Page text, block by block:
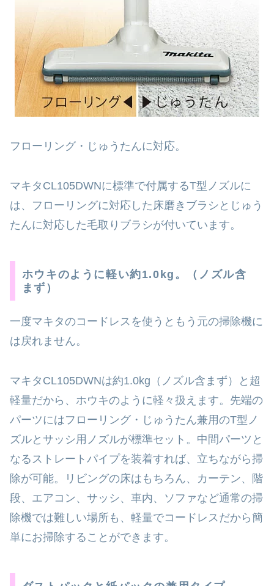
フローリング・じゅうたんに対応。
マキタCL105DWNに標準で付属するT型ノズルに
は、フローリングに対応した床磨きブラシとじゅう
たんに対応した毛取りブラシが付いています。
ホウキのように軽い約1.0kg。（ノズル含
まず）
一度マキタのコードレスを使うともう元の掃除機に
は戻れません。
マキタCL105DWNは約1.0kg（ノズル含まず）と超
軽量だから、ホウキのように軽々扱えます。先端の
パーツにはフローリング・じゅうたん兼用のT型ノ
ズルとサッシ用ノズルが標準セット。中間パーツと
なるストレートパイプを装着すれば、立ちながら掃
除が可能。リビングの床はもちろん、カーテン、階
段、エアコン、サッシ、車内、ソファなど通常の掃
除機では難しい場所も、軽量でコードレスだから簡
単にお掃除することができます。